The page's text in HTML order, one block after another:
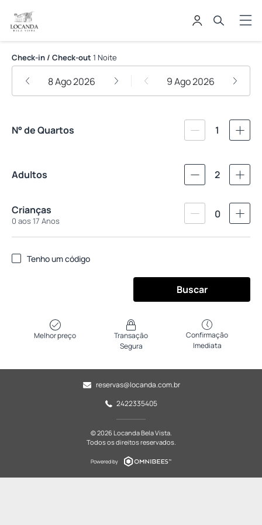
Locanda Bela Vista
Check-in / Check-out 1 Noite
8 Ago 2026 9 Ago 2026
N° de Quartos 1
Adultos 2
Crianças
0 aos 17 Anos
0
Tenho um código
Buscar
Melhor preço
Transação
Segura
Confirmação
Imediata
reservas@locanda.com.br
2422335405
© 2026 Locanda Bela Vista.
Todos os direitos reservados.
Powered by